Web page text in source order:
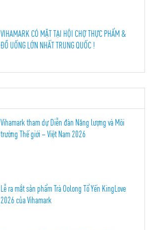
VIHAMARK CÓ MẶT TẠI HỘI CHỢ THỰC PHẨM &
ĐỒ UỐNG LỚN NHẤT TRUNG QUỐC !
Vihamark tham dự Diễn đàn Năng lượng và Môi
trường Thế giới – Việt Nam 2026
Lễ ra mắt sản phẩm Trà Oolong Tổ Yến KingLove
2026 của Vihamark